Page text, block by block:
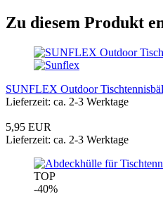
Zu diesem Produkt
SUNFLEX Outdoor
Lieferzeit: ca. 2-3 Werktage
5,95 EUR
Lieferzeit: ca. 2-3 Werktage
TOP
-40%